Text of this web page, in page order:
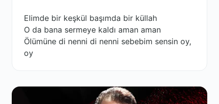
Elimde bir keşkül başımda bir küllah
O da bana sermeye kaldı aman aman
Ölümüne di nenni di nenni sebebim sensin oy,
oy